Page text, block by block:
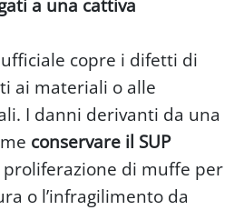
a una cattiva
ufficiale copre i difetti di
ai materiali o alle
I danni derivanti da una
conservare il SUP
proliferazione di muffe per
o l’infragilimento da